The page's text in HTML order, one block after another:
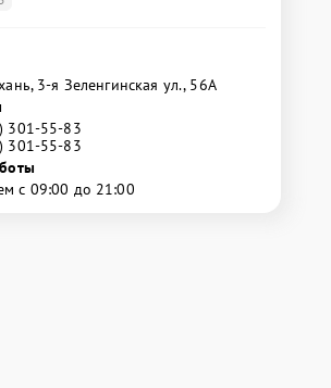
3-я Зеленгинская ул., 56А
301-55-83
301-55-83
с 09:00 до 21:00